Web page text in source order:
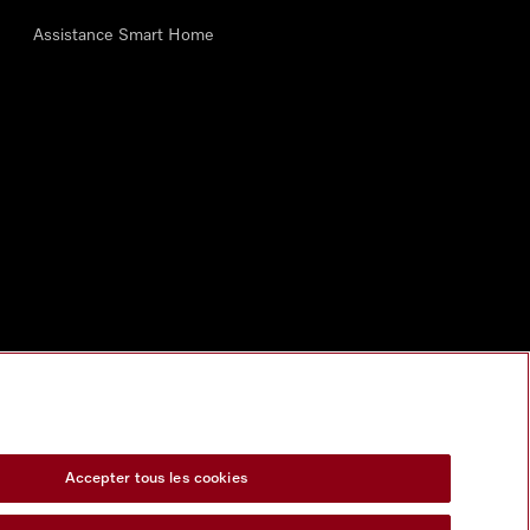
Assistance Smart Home
Accepter tous les cookies